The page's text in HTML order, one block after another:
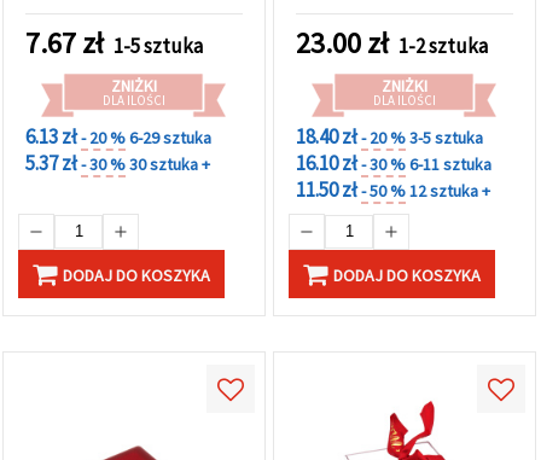
7.67zł 1-5 sztuka
ZNIŻKI
DLA ILOŚCI
6.13 zł- 20 %6-29 sztuka
5.37 zł- 30 %30 sztuka +
DODAJ DO KOSZYKA
23.00zł 1-2 sztuka
ZNIŻKI
DLA ILOŚCI
18.40 zł- 20 %3-5 sztuka
16.10 zł- 30 %6-11 sztuka
11.50 zł- 50 %12 sztuka +
DODAJ DO KOSZYKA